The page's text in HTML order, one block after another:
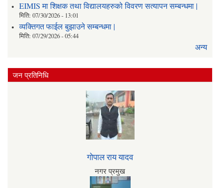
EIMIS मा शिक्षक तथा विद्यालयहरुको विवरण सत्यापन सम्बन्धमा |
मिति: 07/30/2026 - 13:01
व्यक्तिगत फाईल बुझाउने सम्बन्धमा |
मिति: 07/29/2026 - 05:44
अन्य
जन प्रतिनिधि
गोपाल राय यादव
नगर प्रमुख